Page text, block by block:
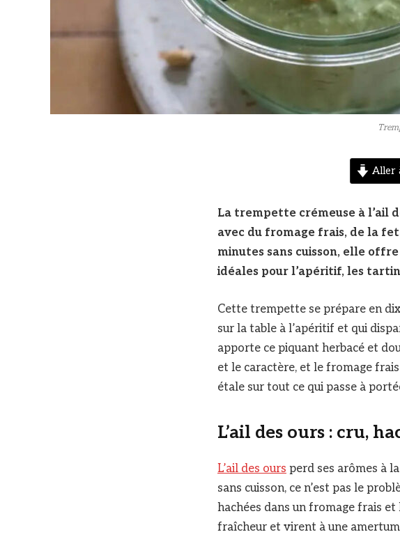
Aller
La trempette crémeuse à l’ail
avec du fromage frais, de la
minutes sans cuisson, elle
idéales pour l’apéritif, les
Cette trempette se prépare en
sur la table à l’apéritif et qui
apporte ce piquant herbacé et
et le caractère, et le fromage
étale sur tout ce qui passe à
L’ail des ours : cru,
L’ail des ours perd ses arômes à
sans cuisson, ce n’est pas le
hachées dans un fromage frais
fraîcheur et virent à une